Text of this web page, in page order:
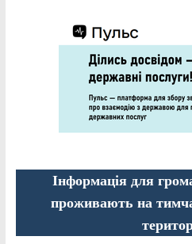
Інформація для
проживають на